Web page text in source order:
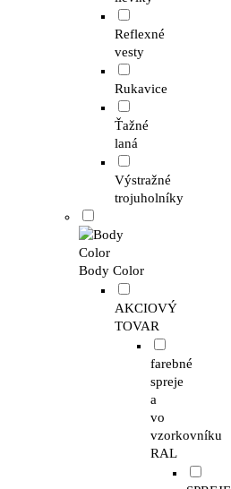
Reflexné
vesty
Rukavice
Ťažné
laná
Výstražné
trojuholníky
Body Color
AKCIOVÝ
TOVAR
farebné
spreje
a
vo
vzorkovníku
RAL